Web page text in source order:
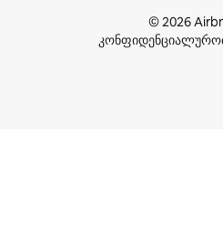
© 2026